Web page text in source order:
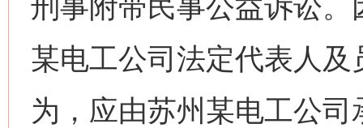
刑事附带民事公益诉讼
某电工公司法定代表人
为，应由苏州某电工公